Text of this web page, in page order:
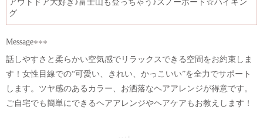
アウトドア大好き♪富士山も登っちゃう♪スノーボード☆ハイキン
グ
Message
話しやすさと柔らかい空気感でリラックスできる空間をお約束しま
す！女性目線での“可愛い、きれい、かっこいい”を全力でサポート
します。ツヤ感のあるカラー、お洒落なヘアアレンジが得意です。
ご自宅でも簡単にできるヘアアレンジやヘアケアもお教えします！